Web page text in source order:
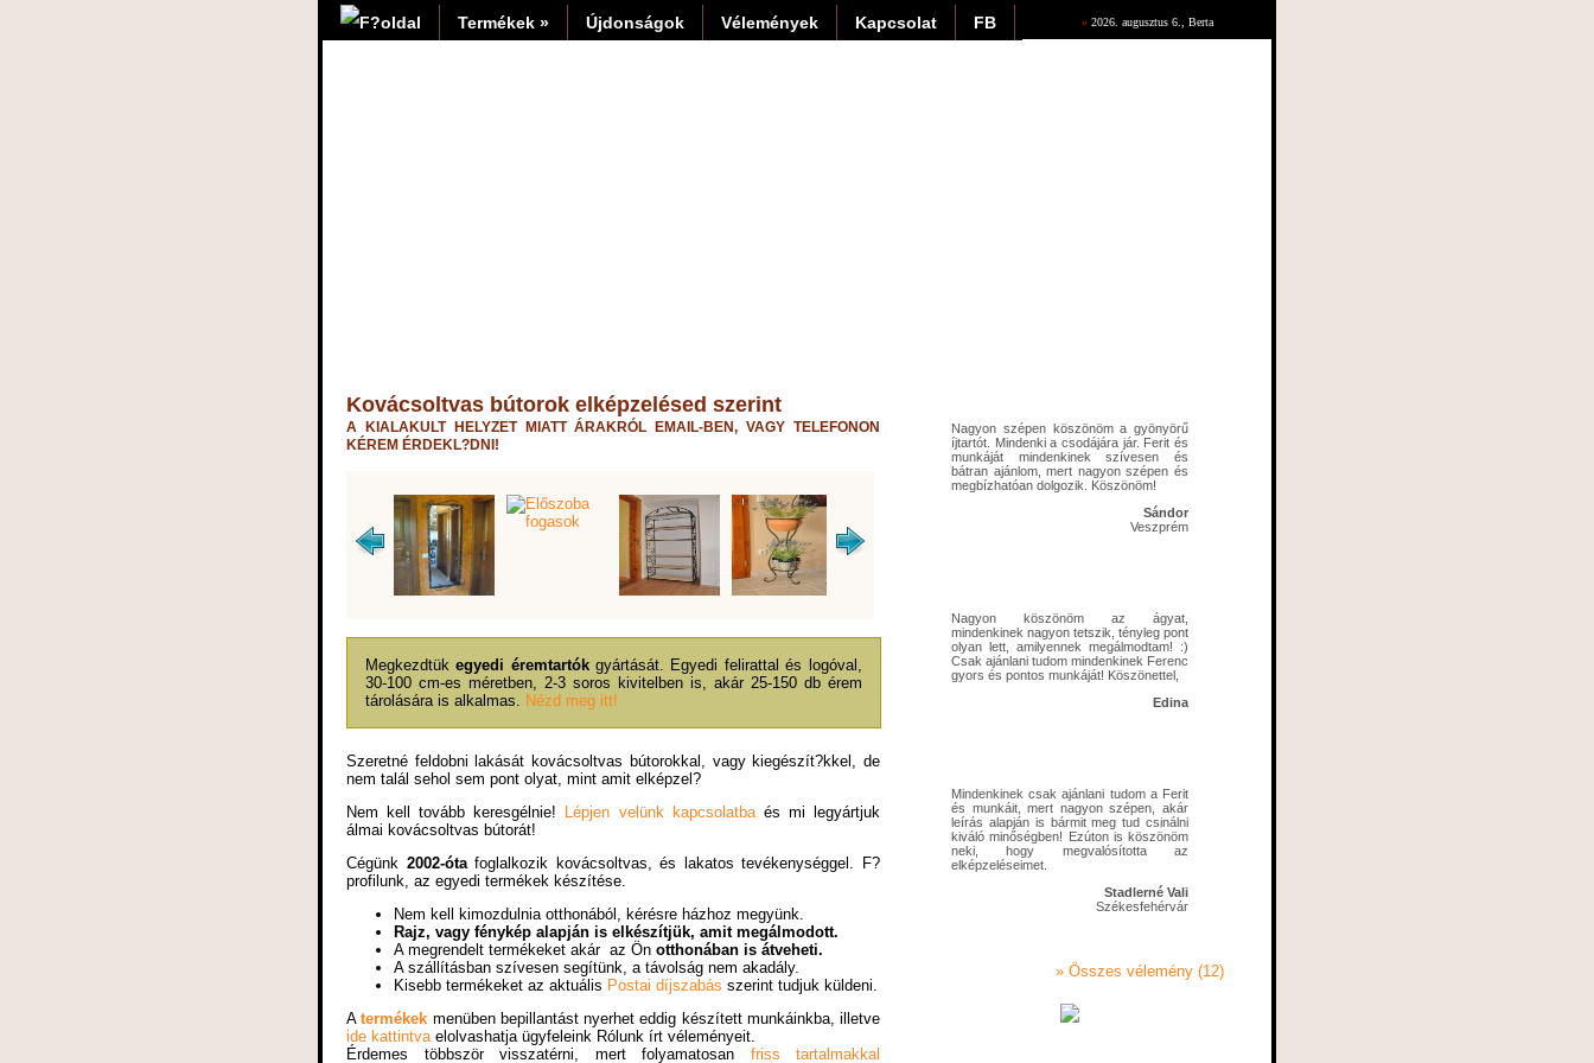
Termékek » Újdonságok Vélemények Kapcsolat FB » 2026. augusztus 6., Berta
Kovácsoltvas bútorok elképzelésed szerint
A KIALAKULT HELYZET MIATT ÁRAKRÓL EMAIL-BEN, VAGY TELEFONON
KÉREM ÉRDEKL?DNI!
Megkezdtükegyedi éremtartókgyártását. Egyedi felirattal és logóval,
30-100 cm-es méretben, 2-3 soros kivitelben is, akár 25-150 db érem
tárolására is alkalmas. Nézd meg itt!
Szeretné feldobni lakását kovácsoltvas bútorokkal, vagy kiegészít?kkel, de
nem talál sehol sem pont olyat, mint amit elképzel?
Nem kell tovább keresgélnie!
Lépjen velünk kapcsolatbaés mi legyártjuk
álmai kovácsoltvas bútorát!
Cégünk 2002-ótafoglalkozik kovácsoltvas, és lakatos tevékenységgel. F?
profilunk, az egyedi termékek készítése.
Nem kell kimozdulnia otthonából, kérésre házhoz megyünk.
Rajz, vagy fénykép alapján is elkészítjük, amit megálmodott.
A megrendelt termékeket akár az Ön otthonában is átveheti.
A szállításban szívesen segítünk, a távolság nem akadály.
Kisebb termékeket az aktuális Postai díjszabás szerint tudjuk küldeni.
Atermékek menüben bepillantást nyerhet eddig készített munkáinkba, illetve
ide kattintvaelolvashatja ügyfeleink Rólunk írt véleményeit.
Érdemes többször visszatérni, mert folyamatosan friss tartalmakkal
Nagyon szépen köszönöm a gyönyörű
íjtartót. Mindenki a csodájára jár. Ferit és
munkáját mindenkinek szívesen és
bátran ajánlom, mert nagyon szépen és
megbízhatóan dolgozik. Köszönöm!
Sándor
Veszprém
Nagyon köszönöm az ágyat,
mindenkinek nagyon tetszik, tényleg pont
olyan lett, amilyennek megálmodtam! :)
Csak ajánlani tudom mindenkinek Ferenc
gyors és pontos munkáját! Köszönettel,
Edina
Mindenkinek csak ajánlani tudom a Ferit
és munkáit, mert nagyon szépen, akár
leírás alapján is bármit meg tud csinálni
kiváló minőségben! Ezúton is köszönöm
neki, hogy megvalósította az
elképzeléseimet.
Stadlerné Vali
Székesfehérvár
» Összes vélemény (12)